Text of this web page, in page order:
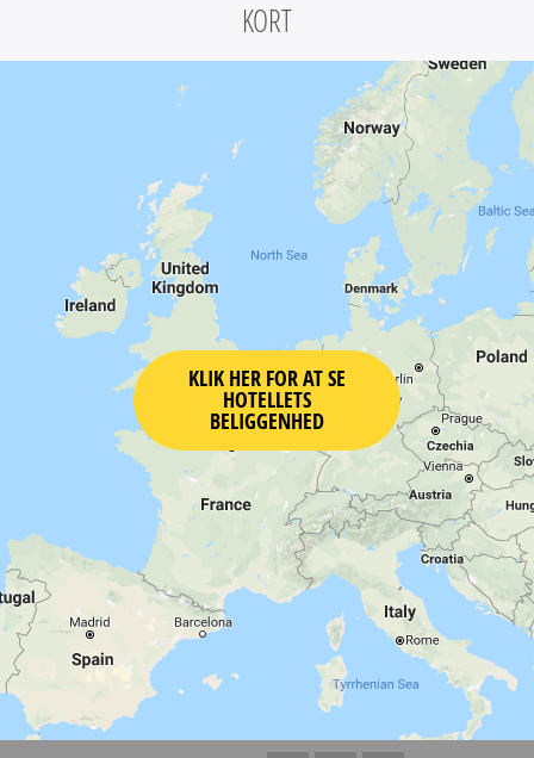
KORT
KLIK HER FOR AT SE
HOTELLETS
BELIGGENHED